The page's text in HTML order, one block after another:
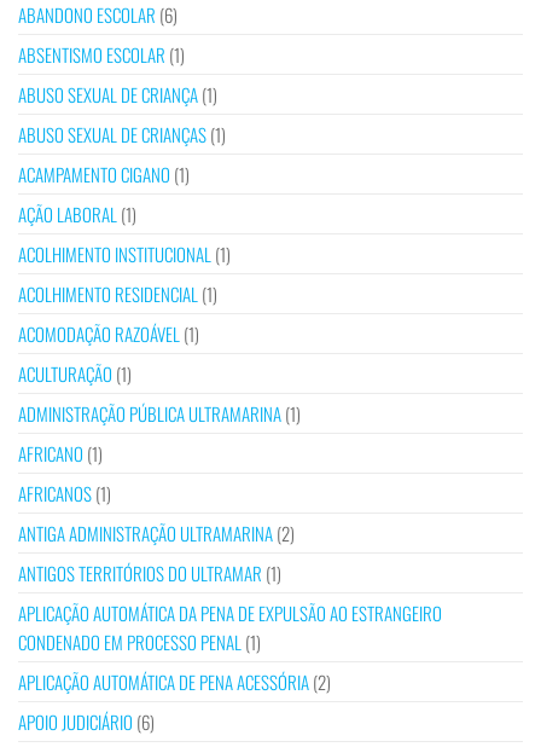
ABANDONO ESCOLAR (6)
ABSENTISMO ESCOLAR (1)
ABUSO SEXUAL DE CRIANÇA(1)
ABUSO SEXUAL DE CRIANÇAS(1)
ACAMPAMENTO CIGANO (1)
AÇÃO LABORAL (1)
ACOLHIMENTO INSTITUCIONAL (1)
ACOLHIMENTO RESIDENCIAL (1)
ACOMODAÇÃO RAZOÁVEL (1)
ACULTURAÇÃO (1)
ADMINISTRAÇÃO PÚBLICA ULTRAMARINA(1)
AFRICANO (1)
AFRICANOS(1)
ANTIGA ADMINISTRAÇÃO ULTRAMARINA(2)
ANTIGOS TERRITÓRIOS DO ULTRAMAR (1)
APLICAÇÃO AUTOMÁTICA DA PENA DE EXPULSÃO AO ESTRANGEIRO
CONDENADO EM PROCESSO PENAL (1)
APLICAÇÃO AUTOMÁTICA DE PENA ACESSÓRIA(2)
APOIO JUDICIÁRIO (6)